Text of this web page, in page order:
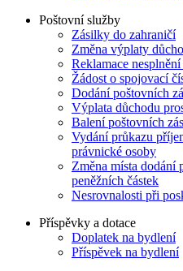
Poštovní služby
Zásilky do zahraničí
Změna výplaty
Reklamace
Žádost o spojovací
Dodání poštovních
Výplata důchodu
Balení poštovních
Vydání průkazu
právnické osoby
Změna místa dodání
peněžních částek
Nesrovnalosti při
Příspěvky a dotace
Doplatek na bydlení
Příspěvek na bydlení